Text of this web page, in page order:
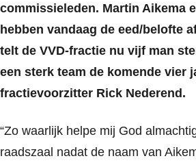
commissieleden. Martin Aikema
hebben vandaag de eed/belofte
telt de VVD-fractie nu vijf man
een sterk team de komende vier
fractievoorzitter Rick Nederend.
“Zo waarlijk helpe mij God
raadszaal nadat de naam van